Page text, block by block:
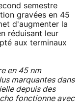
semestre
gravées en 45
d'augmenter la
réduisant leur
aux terminaux
en 45 nm
marquantes dans
depuis des
fonctionne avec